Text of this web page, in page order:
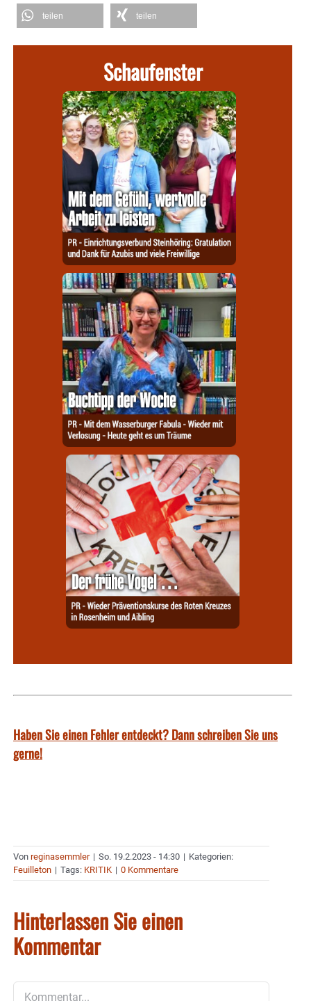
teilen teilen
Schaufenster
Haben Sie einen Fehler entdeckt? Dann schreiben Sie uns
gerne!
Von reginasemmler | So. 19.2.2023 - 14:30 | Kategorien:
Feuilleton | Tags: KRITIK | 0 Kommentare
Hinterlassen Sie einen
Kommentar